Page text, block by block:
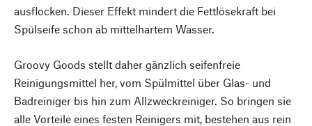
ausflocken. Dieser Effekt mindert die Fettlösekraft bei
Spülseife schon ab mittelhartem Wasser.
Groovy Goods stellt daher gänzlich seifenfreie
Reinigungsmittel her, vom Spülmittel über Glas- und
Badreiniger bis hin zum Allzweckreiniger. So bringen sie
alle Vorteile eines festen Reinigers mit, bestehen aus rein